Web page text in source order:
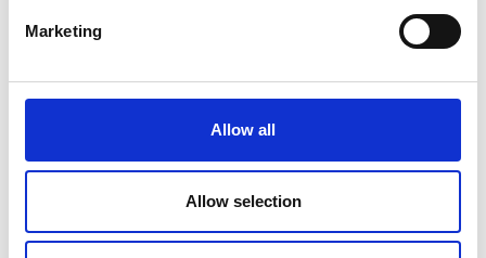
Marketing
Allow all
Allow selection
Matti Tybjerg
M: +4521212172
On-trade, Sjælland, øerne & Bornholm: